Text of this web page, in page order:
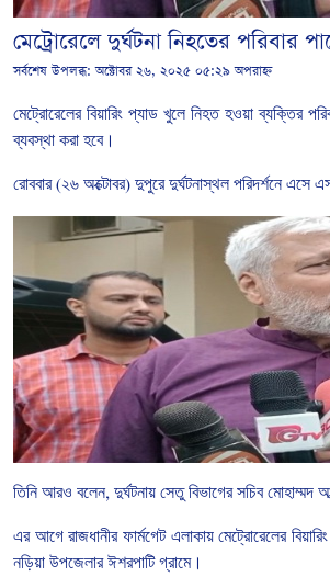
মেট্রোরেলে দুর্ঘটনা নিহতের পরিবার
সর্বশেষ উপলব্ধ:অক্টোবর ২৬, ২০২৫ ০৫:২৯ অপরাহ্ন
মেট্রোরেলের বিয়ারিং প্যাড খুলে নিহত হওয়া ব্যক্তির
ব্যবস্থা করা হবে।
রোববার(২৬ অক্টোবর) দুপুরে দুর্ঘটনাস্থল পরিদর্শনে এসে
তিনি আরও বলেন, দুর্ঘটনায় সেতু বিভাগের সচিব মোহাম্মদ
এর আগে রাজধানীর ফার্মগেট এলাকায় মেট্রোরেলের বিয়ারিং
নড়িয়া উপজেলার ঈশরপাটি গ্রামে।